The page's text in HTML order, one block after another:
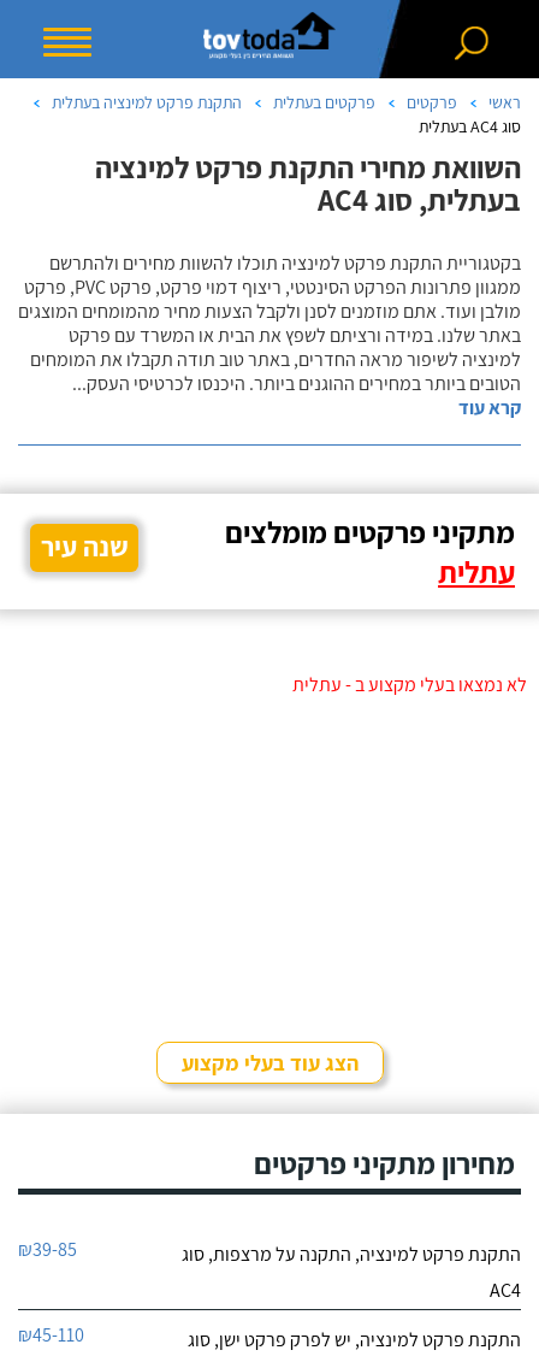
ראשי פרקטים פרקטים בעתלית
התקנת פרקט למינציה בעתלית
סוג AC4 בעתלית
השוואת מחירי התקנת פרקט למינציה
בעתלית, סוג AC4
בקטגוריית התקנת פרקט למינציה תוכלו להשוות מחירים ולהתרשם
ממגוון פתרונות הפרקט הסינטטי, ריצוף דמוי פרקט, פרקט PVC, פרקט
מולבן ועוד. אתם מוזמנים לסנן ולקבל הצעות מחיר מהמומחים המוצגים
באתר שלנו. במידה ורציתם לשפץ את הבית או המשרד עם פרקט
למינציה לשיפור מראה החדרים, באתר טוב תודה תקבלו את המומחים
הטובים ביותר במחירים ההוגנים ביותר. היכנסו לכרטיסי העסק...
קרא עוד
מתקיני פרקטים מומלצים
עתלית
שנה עיר
לא נמצאו בעלי מקצוע ב - עתלית
הצג עוד בעלי מקצוע
מחירון מתקיני פרקטים
התקנת פרקט למינציה, התקנה על מרצפות, סוג
AC4
₪39-85
התקנת פרקט למינציה, יש לפרק פרקט ישן, סוג
₪45-110